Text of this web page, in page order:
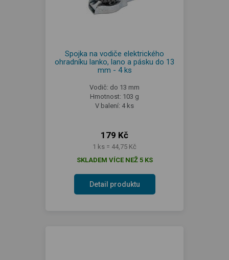
Spojka na vodiče elektrického
ohradníku lanko, lano a pásku do 13
mm - 4 ks
Vodič: do 13 mm
Hmotnost: 103 g
V balení: 4 ks
179 Kč
1 ks = 44,75 Kč
SKLADEM VÍCE NEŽ 5 KS
Detail produktu